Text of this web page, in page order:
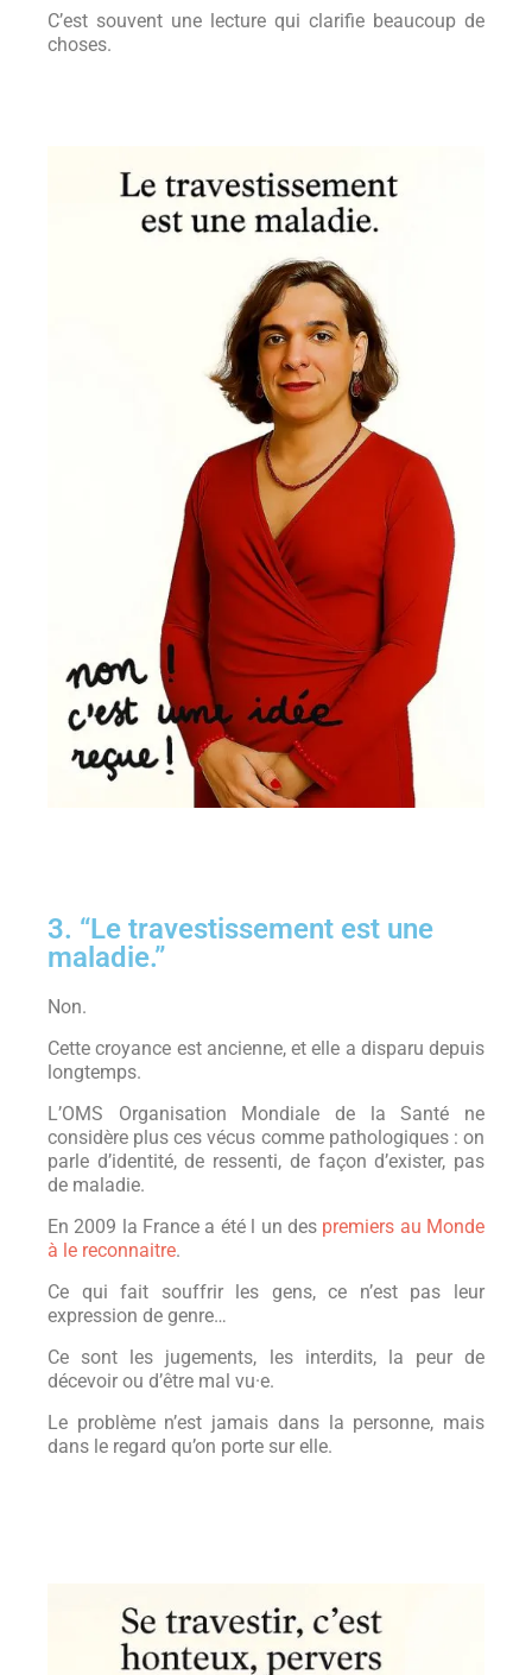
C’est souvent une lecture qui clarifie beaucoup de
choses.
3. “Le travestissement est une
maladie.”
Non.
Cette croyance est ancienne, et elle a disparu depuis
longtemps.
L’OMS Organisation Mondiale de la Santé ne
considère plus ces vécus comme pathologiques : on
parle d’identité, de ressenti, de façon d’exister, pas
de maladie.
En 2009 la France a été l un despremiers au Monde
à le reconnaitre.
Ce qui fait souffrir les gens, ce n’est pas leur
expression de genre…
Ce sont les jugements, les interdits, la peur de
décevoir ou d’être mal vu·e.
Le problème n’est jamais dans la personne, mais
dans le regard qu’on porte sur elle.